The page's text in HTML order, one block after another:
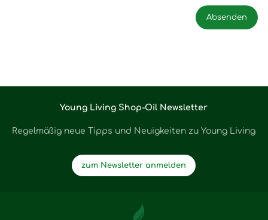
Young Living Shop-Oil Newsletter
Regelmäßig neue Tipps und Neuigkeiten zu Young Living
zum Newsletter anmelden